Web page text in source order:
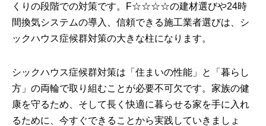
くりの段階での対策です。F☆☆☆☆の建材選びや24時
間換気システムの導入、信頼できる施工業者選びは、シ
ックハウス症候群対策の大きな柱になります。
シックハウス症候群対策は「住まいの性能」と「暮らし
方」の両輪で取り組むことが必要不可欠です。家族の健
康を守るため、そして長く快適に暮らせる家を手に入れ
るために、今すぐできることから実践していきましょ